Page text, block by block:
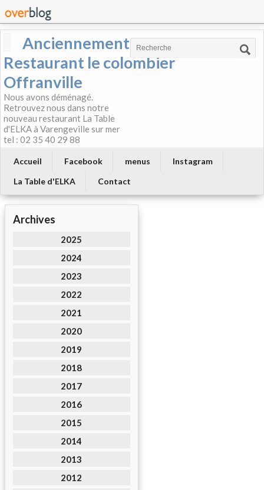
Anciennement
Restaurant le colombier
Offranville
Nous avons déménagé.
Retrouvez nous dans notre
nouveau restaurant La Table
d'ELKA à Varengeville sur mer
tel : 02 35 40 29 88
Accueil Facebook menus
Instagram
La Table d'ELKA
Contact
Archives
2025
2024
2023
2022
2021
2020
2019
2018
2017
2016
2015
2014
2013
2012